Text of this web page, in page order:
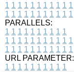
1 1 1 1 1 1 1 1 1 1 1
1 1 1 1 1 1 1 1 1 1 1
PARALLELS:
1 1 1 1 1 1 1 1 1 1
1 1 1 1 1 1 1 1 1 1 1
1 1 1 1 1 1 1 1 1 1 1
URL PARAMETER:
1 1 1 1 1 1 1 1 1 1